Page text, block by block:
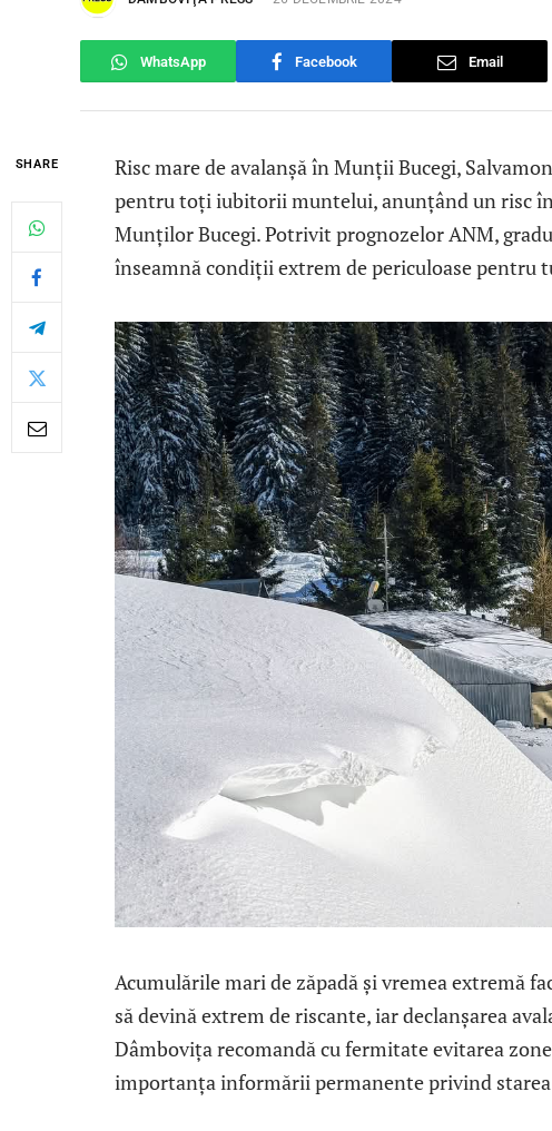
WhatsApp Facebook Email
SHARE
Risc mare de avalanșă în Munții Bucegi,
pentru toți iubitorii muntelui, anunțând un risc
Munților Bucegi. Potrivit prognozelor ANM,
înseamnă condiții extrem de periculoase pentru
Acumulările mari de zăpadă și vremea extremă
să devină extrem de riscante, iar declanșarea
Dâmbovița recomandă cu fermitate evitarea
importanța informării permanente privind